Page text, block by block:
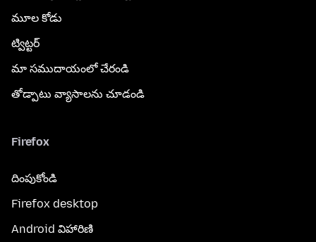
మూల కోడు
ట్విట్టర్
మా సముదాయంలో చేరండి
తోడ్పాటు వ్యాసాలను చూడండి
Firefox
దింపుకోండి
Firefox desktop
Android విహారిణి